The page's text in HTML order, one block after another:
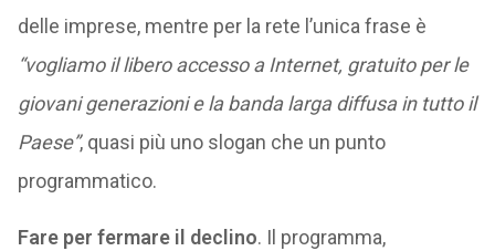
delle imprese, mentre per la rete l’unica frase è
“vogliamo il libero accesso a Internet, gratuito per le
giovani generazioni e la banda larga diffusa in tutto il
Paese”, quasi più uno slogan che un punto
programmatico.
Fare per fermare il declino. Il programma,